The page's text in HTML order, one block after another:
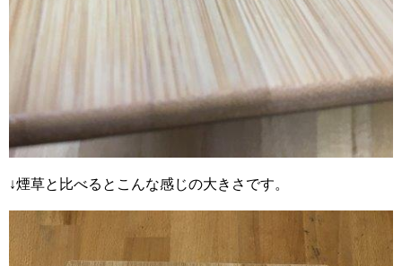
↓煙草と比べるとこんな感じの大きさです。